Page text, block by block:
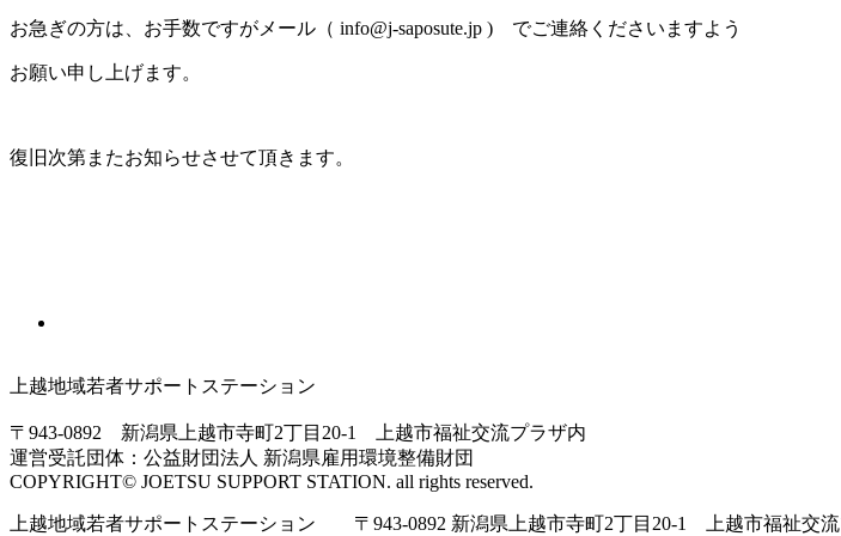
お急ぎの方は、お手数ですがメール（ info@j-saposute.jp ) でご連絡くださいますよう
お願い申し上げます。
復旧次第またお知らせさせて頂きます。
上越地域若者サポートステーション
〒943-0892 新潟県上越市寺町2丁目20-1 上越市福祉交流プラザ内
運営受託団体：公益財団法人 新潟県雇用環境整備財団
COPYRIGHT© JOETSU SUPPORT STATION. all rights reserved.
上越地域若者サポートステーション 〒943-0892 新潟県上越市寺町2丁目20-1 上越市福祉交